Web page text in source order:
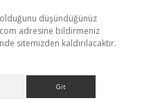
düşündüğünüz
adresine bildirmeniz
sitemizden kaldırılacaktır.